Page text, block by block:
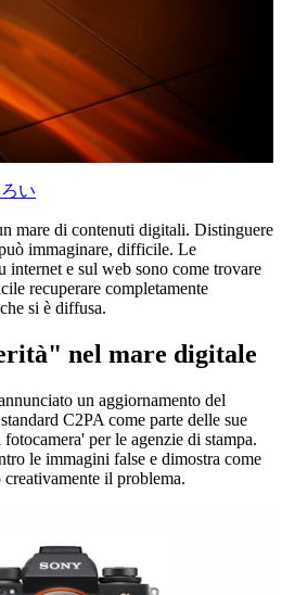
い
mare di contenuti digitali. Distinguere
immaginare, difficile. Le
internet e sul web sono come trovare
recuperare completamente
si è diffusa.
nel mare digitale
un aggiornamento del
C2PA come parte delle sue
per le agenzie di stampa.
le immagini false e dimostra come
il problema.